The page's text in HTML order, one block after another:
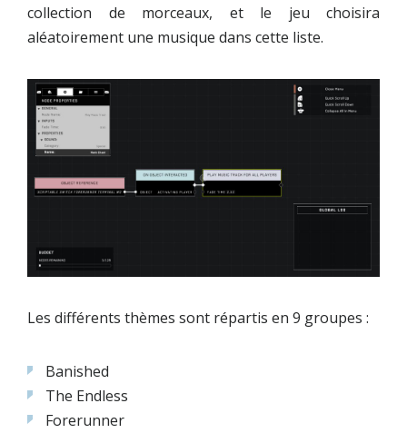
collection de morceaux, et le jeu choisira
aléatoirement une musique dans cette liste.
Les différents thèmes sont répartis en 9 groupes :
Banished
The Endless
Forerunner